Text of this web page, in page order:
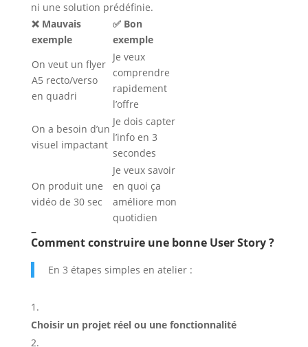
ni une solution prédéfinie.
❌ Mauvais
exemple
✅ Bon
exemple
On veut un flyer
A5 recto/verso
en quadri
Je veux
comprendre
rapidement
l’offre
On a besoin d’un
visuel impactant
Je dois capter
l’info en 3
secondes
On produit une
vidéo de 30 sec
Je veux savoir
en quoi ça
améliore mon
quotidien
–
Comment construire une bonne User Story ?
En 3 étapes simples en atelier :
Choisir un projet réel ou une fonctionnalité